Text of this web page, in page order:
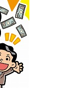
請求
スト「受験案
度認定試験